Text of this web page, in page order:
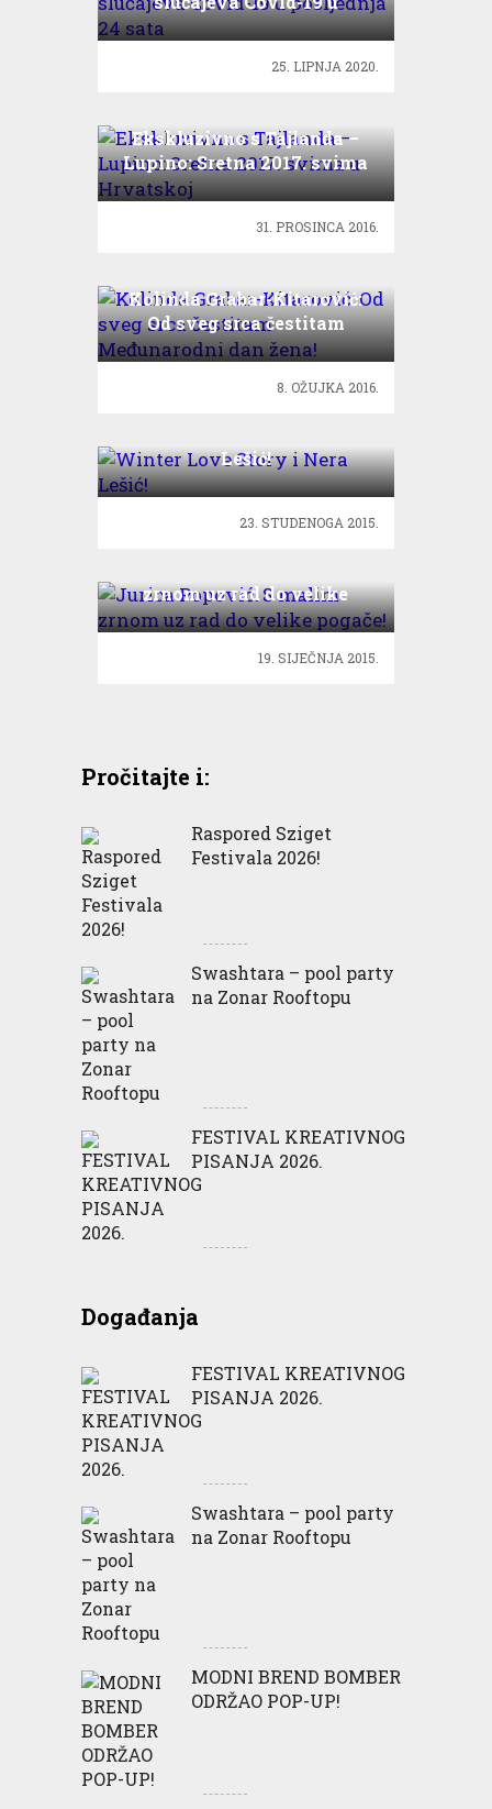
posljednja 24 sata
25. LIPNJA 2020.
Ekskluzivno s Tajlanda –
Lupino: Sretna 2017. svima
u Hrvatskoj
31. PROSINCA 2016.
Kolinda Grabar-Kitarović:
Od sveg srca čestitam
Međunarodni dan žena!
8. OŽUJKA 2016.
Lešić!
23. STUDENOGA 2015.
zrnom uz rad do velike
pogače!
19. SIJEČNJA 2015.
Pročitajte i:
Raspored Sziget
Festivala 2026!
Swashtara – pool party
na Zonar Rooftopu
FESTIVAL KREATIVNOG
PISANJA 2026.
Događanja
FESTIVAL KREATIVNOG
PISANJA 2026.
Swashtara – pool party
na Zonar Rooftopu
MODNI BREND BOMBER
ODRŽAO POP-UP!